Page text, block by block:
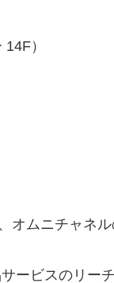
）
オムニチャネ
ビスのリー